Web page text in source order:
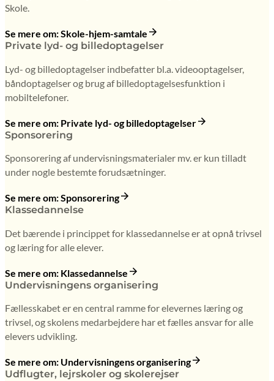
Skole.
Se mere om: Skole-hjem-samtale
Private lyd- og billedoptagelser
Lyd- og billedoptagelser indbefatter bl.a. videooptagelser,
båndoptagelser og brug af billedoptagelsesfunktion i
mobiltelefoner.
Se mere om: Private lyd- og billedoptagelser
Sponsorering
Sponsorering af undervisningsmaterialer mv. er kun tilladt
under nogle bestemte forudsætninger.
Se mere om: Sponsorering
Klassedannelse
Det bærende i princippet for klassedannelse er at opnå trivsel
og læring for alle elever.
Se mere om: Klassedannelse
Undervisningens organisering
Fællesskabet er en central ramme for elevernes læring og
trivsel, og skolens medarbejdere har et fælles ansvar for alle
elevers udvikling.
Se mere om: Undervisningens organisering
Udflugter, lejrskoler og skolerejser